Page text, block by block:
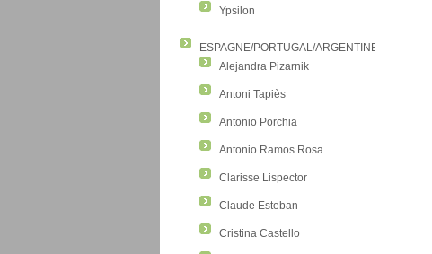
Ypsilon
ESPAGNE/PORTUGAL/ARGENTINE/COLOMBIE
Alejandra Pizarnik
Antoni Tapiès
Antonio Porchia
Antonio Ramos Rosa
Clarisse Lispector
Claude Esteban
Cristina Castello